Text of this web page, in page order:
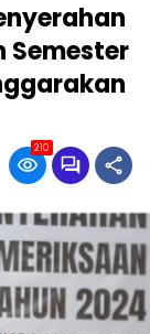
Semester
210